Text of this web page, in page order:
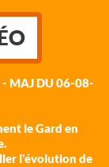
- MAJ DU 06-08-
le Gard en
l'évolution de